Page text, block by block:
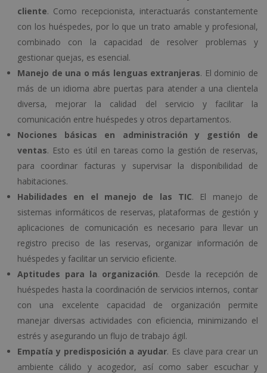
cliente. Como recepcionista, interactuarás constantemente
con los huéspedes, por lo que un trato amable y profesional,
combinado con la capacidad de resolver problemas y
gestionar quejas, es esencial.
Manejo de una o más lenguas extranjeras. El dominio de
más de un idioma abre puertas para atender a una clientela
diversa, mejorar la calidad del servicio y facilitar la
comunicación entre huéspedes y otros departamentos.
Nociones básicas en administración y gestión de
ventas. Esto es útil en tareas como la gestión de reservas,
para coordinar facturas y supervisar la disponibilidad de
habitaciones.
Habilidades en el manejo de las TIC. El manejo de
sistemas informáticos de reservas, plataformas de gestión y
aplicaciones de comunicación es necesario para llevar un
registro preciso de las reservas, organizar información de
huéspedes y facilitar un servicio eficiente.
Aptitudes para la organización. Desde la recepción de
huéspedes hasta la coordinación de servicios internos, contar
con una excelente capacidad de organización permite
manejar diversas actividades con eficiencia, minimizando el
estrés y asegurando un flujo de trabajo ágil.
Empatía y predisposición a ayudar. Es clave para crear un
ambiente cálido y acogedor, así como saber escuchar y